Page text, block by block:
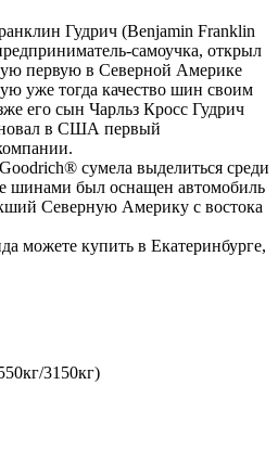
Гудрич (Benjamin Franklin
самоучка, открыл
первую в Северной Америке
уже тогда качество шин своим
его сын Чарльз Кросс Гудрич
в США первый
сумела выделиться среди
шинами был оснащен автомобиль
Северную Америку с востока
можете купить в Екатеринбурге,
3150кг)